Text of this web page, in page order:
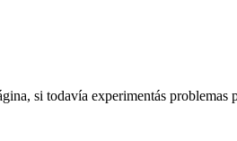
si todavía experimentás